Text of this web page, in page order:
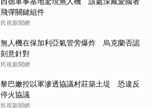
飛彈關鍵組件
民視新聞網
無人機在保加利亞氣管旁爆炸 烏克蘭否認
刻意針對
民視新聞網
黎巴嫩控以軍滲透協議村莊築土堤 恐違反
停火協議
民視新聞網